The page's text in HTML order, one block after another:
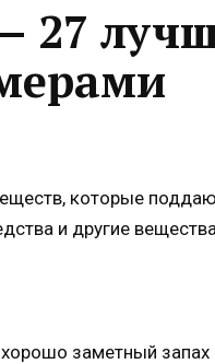
27
которые
и другие
заметный запах